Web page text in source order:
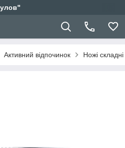
Активний відпочинок Ножі складні